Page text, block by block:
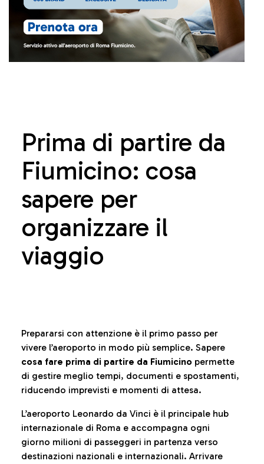
Prima di partire da
Fiumicino: cosa
sapere per
organizzare il
viaggio
Prepararsi con attenzione è il primo passo per
vivere l’aeroporto in modo più semplice. Sapere
cosa fare prima di partire da Fiumicino permette
di gestire meglio tempi, documenti e spostamenti,
riducendo imprevisti e momenti di attesa.
L’aeroporto Leonardo da Vinci è il principale hub
internazionale di Roma e accompagna ogni
giorno milioni di passeggeri in partenza verso
destinazioni nazionali e internazionali. Arrivare